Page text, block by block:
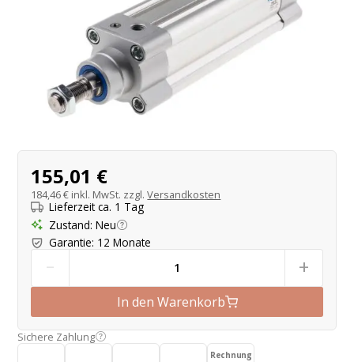
Produktangebot
155,01 €
184,46 € inkl. MwSt. zzgl.Versandkosten
Lieferzeit ca. 1 Tag
Zustand: Neu
Garantie: 12 Monate
- +
In den Warenkorb
Sichere Zahlung
Rechnung